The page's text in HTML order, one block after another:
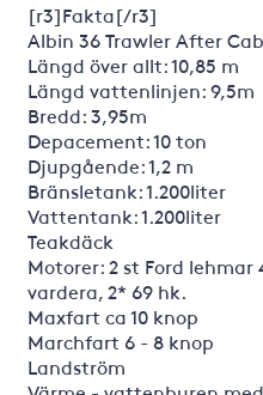
[r3]Fakta[/r3]
Albin 36 Trawler After
Längd över allt: 10,85 m
Längd vattenlinjen: 9,5m
Bredd: 3,95m
Depacement: 10 ton
Djupgående: 1,2 m
Bränsletank: 1.200liter
Vattentank: 1.200liter
Teakdäck
Motorer: 2 st Ford lehmar
vardera, 2* 69 hk.
Maxfart ca 10 knop
Marchfart 6 - 8 knop
Landström